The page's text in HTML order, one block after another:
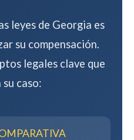
leyes de Georgia es
su compensación.
legales clave que
caso: